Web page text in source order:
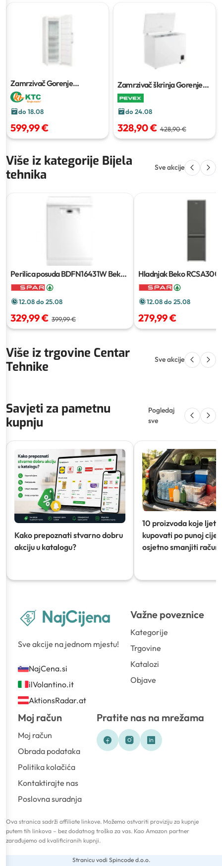
Zamrzivač Gorenje
FN619EEW5
do 18.08
599,99 €
Zamrzivač škrinja Gorenje
FH30EAW
do 24.08
328,90 € 428,90 €
Više iz kategorije Bijela
tehnika
Sve akcije
Perilica posuda BDFN16431W Beko1
kom
12.08 do 25.08
329,99 € 399,99 €
Hladnjak Beko
kom
12.08 do 25.08
279,99 €
Više iz trgovine Centar
Tehnike
Sve akcije
Savjeti za pametnu
kupnju
Pogledaj
sve
Kako prepoznati stvarno dobru
akciju u katalogu?
10 proizvoda koje ljeti
kupovati po punoj
osjetno smanjiti račun)
Sve akcije na jednom mjestu!
NajCena.si
ilVolantino.it
AktionsRadar.at
Važne poveznice
Kategorije
Trgovine
Katalozi
Objave
Moj račun
Moj račun
Obrada podataka
Politika kolačića
Kontaktirajte nas
Poslovna suradnja
Pratite nas na mrežama
Ova stranica sadrži affiliate linkove. Možemo ostvariti proviziju za kupnje
putem tih linkova – bez dodatnog troška za vas. Kao Amazon partner
zarađujemo od kvalificiranih kupnji.
Stranicu vodi Spincode d.o.o.